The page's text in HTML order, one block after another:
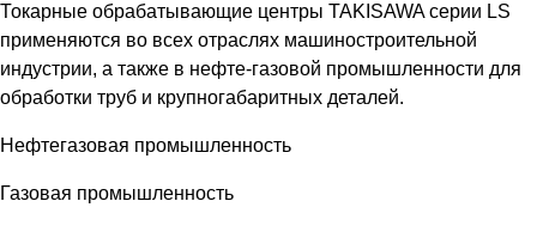
Токарные обрабатывающие центры TAKISAWA серии LS
применяются во всех отраслях машиностроительной
индустрии, а также в нефте-газовой промышленности для
обработки труб и крупногабаритных деталей.
Нефтегазовая промышленность
Газовая промышленность